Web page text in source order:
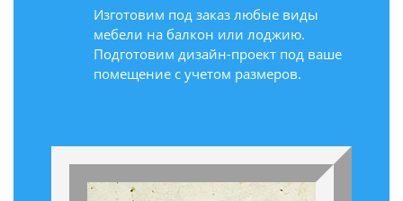
Изготовим под заказ любые виды
мебели на балкон или лоджию.
Подготовим дизайн-проект под ваше
помещение с учетом размеров.